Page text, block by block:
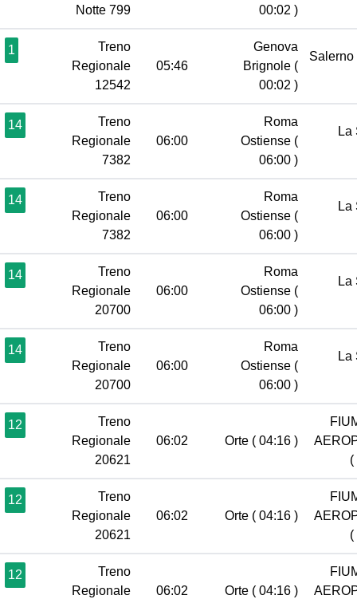
Notte 799
00:02 )
1
Treno
Regionale
12542
05:46
Genova
Brignole (
00:02 )
Salerno
14
Treno
Regionale
7382
06:00
Roma
Ostiense (
06:00 )
La
14
Treno
Regionale
7382
06:00
Roma
Ostiense (
06:00 )
La
14
Treno
Regionale
20700
06:00
Roma
Ostiense (
06:00 )
La
14
Treno
Regionale
20700
06:00
Roma
Ostiense (
06:00 )
La
12
Treno
Regionale
20621
06:02 Orte ( 04:16 )
(
12
Treno
Regionale
20621
06:02 Orte ( 04:16 )
(
12
Treno
Regionale
06:02 Orte ( 04:16 )